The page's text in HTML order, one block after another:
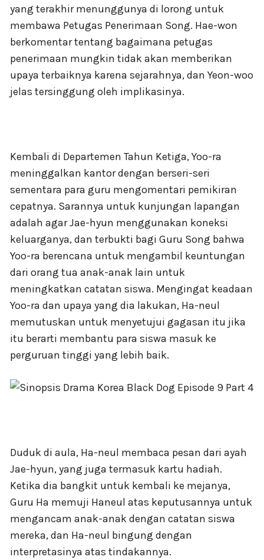
yang terakhir menunggunya di lorong untuk
membawa Petugas Penerimaan Song. Hae-won
berkomentar tentang bagaimana petugas
penerimaan mungkin tidak akan memberikan
upaya terbaiknya karena sejarahnya, dan Yeon-woo
jelas tersinggung oleh implikasinya.
Kembali di Departemen Tahun Ketiga, Yoo-ra
meninggalkan kantor dengan berseri-seri
sementara para guru mengomentari pemikiran
cepatnya. Sarannya untuk kunjungan lapangan
adalah agar Jae-hyun menggunakan koneksi
keluarganya, dan terbukti bagi Guru Song bahwa
Yoo-ra berencana untuk mengambil keuntungan
dari orang tua anak-anak lain untuk
meningkatkan catatan siswa. Mengingat keadaan
Yoo-ra dan upaya yang dia lakukan, Ha-neul
memutuskan untuk menyetujui gagasan itu jika
itu berarti membantu para siswa masuk ke
perguruan tinggi yang lebih baik.
Duduk di aula, Ha-neul membaca pesan dari ayah
Jae-hyun, yang juga termasuk kartu hadiah.
Ketika dia bangkit untuk kembali ke mejanya,
Guru Ha memuji Haneul atas keputusannya untuk
mengancam anak-anak dengan catatan siswa
mereka, dan Ha-neul bingung dengan
interpretasinya atas tindakannya.